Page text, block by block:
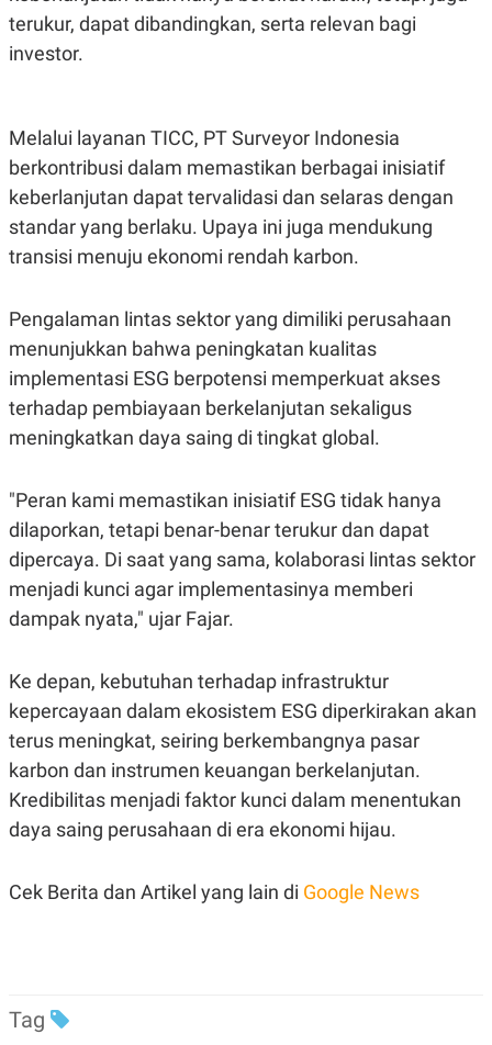
S
A
D
A
G
S
K
N
T
A
N
V
L
P
S
U
S
JARINGAN
K
O
N
A
C
D
E
M
Y
P
R
E
S
L
E
A
E
.
I
D
N
G
A
N
A
C
E
T
N
R
J
A
E
I
T
E
EA
S
terukur, dapat dibandingkan, serta relevan bagi
investor.
Melalui layanan TICC, PT Surveyor Indonesia
berkontribusi dalam memastikan berbagai inisiatif
keberlanjutan dapat tervalidasi dan selaras dengan
standar yang berlaku. Upaya ini juga mendukung
transisi menuju ekonomi rendah karbon.
Pengalaman lintas sektor yang dimiliki perusahaan
menunjukkan bahwa peningkatan kualitas
implementasi ESG berpotensi memperkuat akses
terhadap pembiayaan berkelanjutan sekaligus
meningkatkan daya saing di tingkat global.
"Peran kami memastikan inisiatif ESG tidak hanya
dilaporkan, tetapi benar-benar terukur dan dapat
dipercaya. Di saat yang sama, kolaborasi lintas sektor
menjadi kunci agar implementasinya memberi
dampak nyata," ujar Fajar.
Ke depan, kebutuhan terhadap infrastruktur
kepercayaan dalam ekosistem ESG diperkirakan akan
terus meningkat, seiring berkembangnya pasar
karbon dan instrumen keuangan berkelanjutan.
Kredibilitas menjadi faktor kunci dalam menentukan
daya saing perusahaan di era ekonomi hijau.
Cek Berita dan Artikel yang lain di Google News
Tag